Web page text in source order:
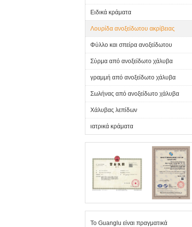
Ειδικά κράματα
Λουρίδα ανοξείδωτου ακρίβειας
Φύλλο και σπείρα ανοξείδωτου
Σύρμα από ανοξείδωτο χάλυβα
γραμμή από ανοξείδωτο χάλυβα
Σωλήνας από ανοξείδωτο χάλυβα
Χάλυβας λεπίδων
ιατρικά κράματα
Το Guanglu είναι πραγματικά